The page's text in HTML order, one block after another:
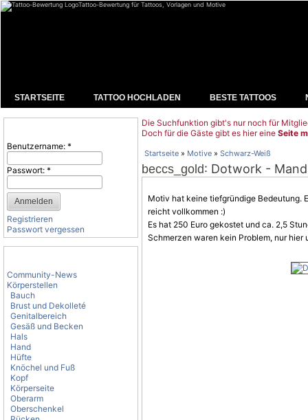
Tattoo-Bewertung für Tattoos, Vorlagen und Motive
STARTSEITE TATTOO HOCHLADEN BESTE TATTOOS
Benutzername: *
Passwort: *
Registrieren
Passwort vergessen
Community-News
Körperstellen
Bauch
Brust und Dekolleté
Genitalbereich
Gesäß und Becken
Hals
Hand
Hüfte
Knöchel und Fuß
Kopf
Körperseite
Oberarm
Oberschenkel
Die Suchfunktion gibt's nur noch für
Doch für die Gäste gibt es hier eine Seite
Startseite » Motive » Schwarz-Weiß
beccs_gold: Dotwork -
Motiv hat keine tiefgründige Bedeutung.
reicht vollkommen :)
Es hat 250 Euro gekostet und ca. 2,5
Schmerzen waren kein Problem, nur